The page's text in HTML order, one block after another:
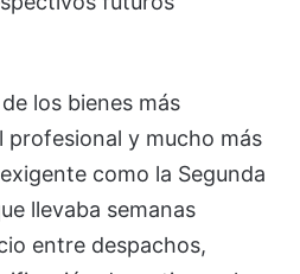
los bienes más
y mucho más
como la Segunda
llevaba semanas
entre despachos,